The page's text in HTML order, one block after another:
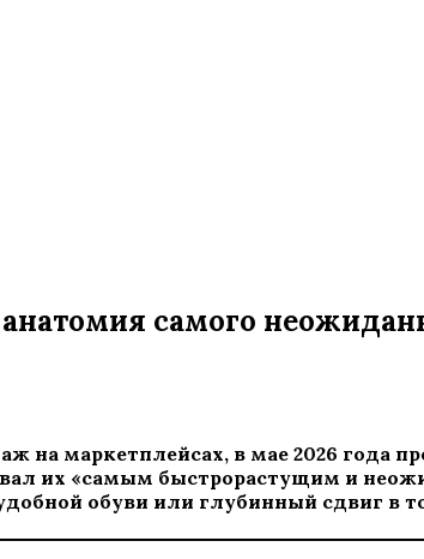
самого
на маркетплейсах, в мае 2026 года
их «самым быстрорастущим и
обуви или глубинный сдвиг